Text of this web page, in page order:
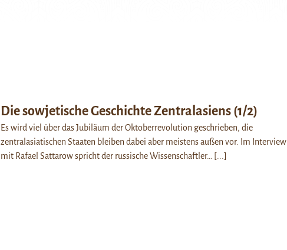
Die sowjetische Geschichte Zentralasiens (1/2)
Es wird viel über das Jubiläum der Oktoberrevolution geschrieben, die
zentralasiatischen Staaten bleiben dabei aber meistens außen vor. Im Interview
mit Rafael Sattarow spricht der russische Wissenschaftler…
[...]